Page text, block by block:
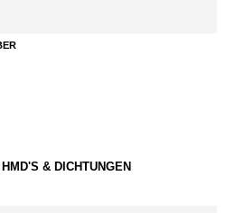
& DICHTUNGEN